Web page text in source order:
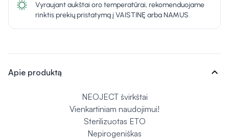
Vyraujant aukštai oro temperatūrai, rekomenduojame
rinktis prekių pristatymą į VAISTINĘ arba NAMUS
Apie produktą expand_more
NEOJECT švirkštai
Vienkartiniam naudojimui!
Sterilizuotas ETO
Nepirogeniškas